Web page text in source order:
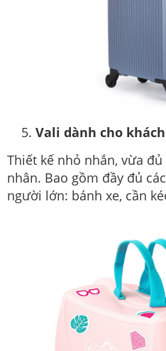
Vali dành cho
Thiết kế nhỏ nhắn, vừa
nhân. Bao gồm đầy đủ
người lớn: bánh xe, cần